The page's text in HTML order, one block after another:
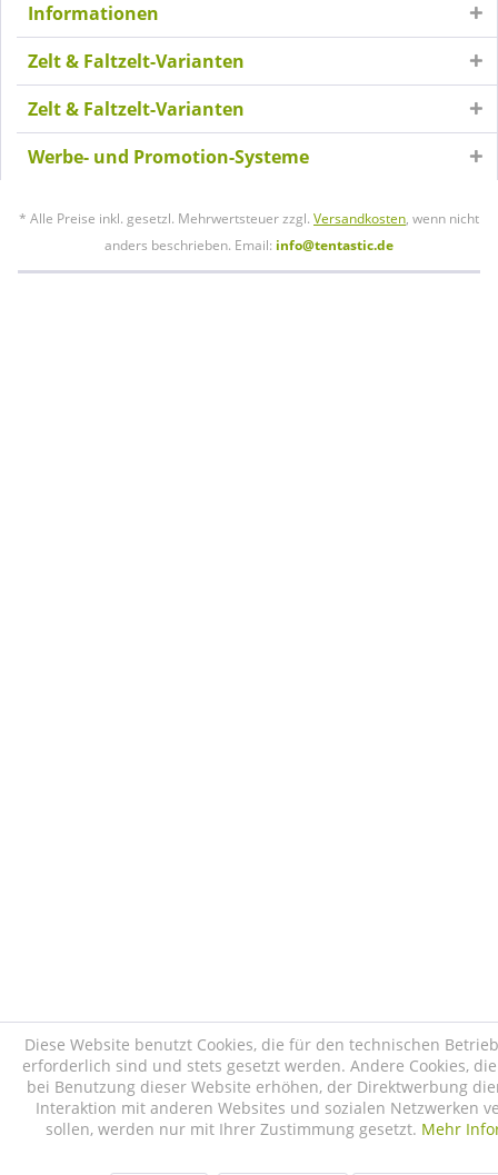
Informationen
Zelt & Faltzelt-Varianten
Zelt & Faltzelt-Varianten
Werbe- und Promotion-Systeme
* Alle Preise inkl. gesetzl. Mehrwertsteuer zzgl. Versandkosten, wenn nicht
anders beschrieben. Email: info@tentastic.de
Diese Website benutzt Cookies, die für den technischen
erforderlich sind und stets gesetzt werden. Andere Cookies,
bei Benutzung dieser Website erhöhen, der Direktwerbung
Interaktion mit anderen Websites und sozialen Netzwerken
sollen, werden nur mit Ihrer Zustimmung gesetzt. Mehr